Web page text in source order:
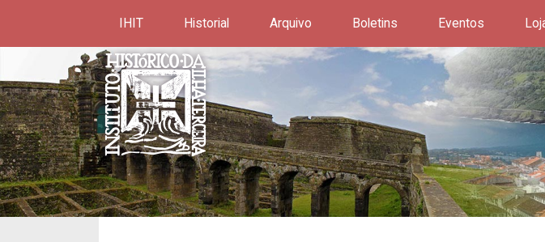
IHIT Historial Arquivo Boletins Eventos